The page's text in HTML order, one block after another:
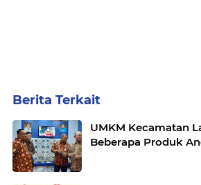
Berita Terkait
UMKM Kecamatan
Beberapa Produk